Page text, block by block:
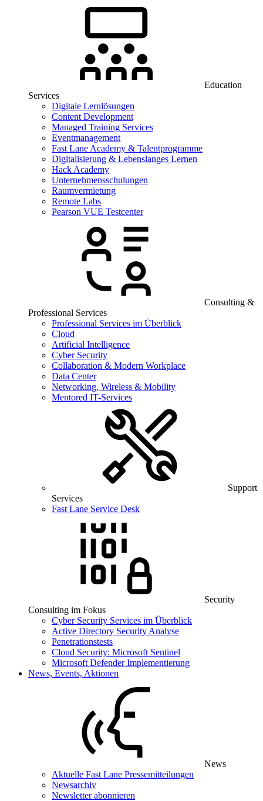
Education
Services
Digitale Lernlösungen
Content Development
Managed Training Services
Eventmanagement
Fast Lane Academy & Talentprogramme
Digitalisierung & Lebenslanges Lernen
Hack Academy
Unternehmensschulungen
Raumvermietung
Remote Labs
Pearson VUE Testcenter
Consulting &
Professional Services
Professional Services im Überblick
Cloud
Artificial Intelligence
Cyber Security
Collaboration & Modern Workplace
Data Center
Networking, Wireless & Mobility
Mentored IT-Services
Support
Services
Fast Lane Service Desk
Security
Consulting im Fokus
Cyber Security Services im Überblick
Active Directory Security Analyse
Penetrationstests
Cloud Security: Microsoft Sentinel
Microsoft Defender Implementierung
News, Events, Aktionen
News
Aktuelle Fast Lane Pressemitteilungen
Newsarchiv
Newsletter abonnieren